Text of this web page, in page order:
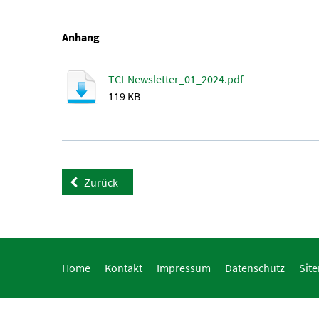
Anhang
TCI-Newsletter_01_2024.pdf
119 KB
Zurück
Home Kontakt Impressum Datenschutz